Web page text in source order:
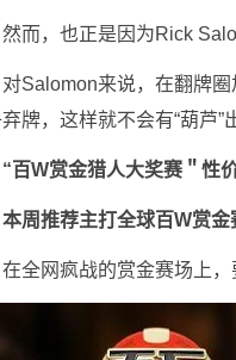
然而，也正是因为Rick
对Salomon来说，在翻牌
牌，这样就不会有“葫芦”
“百W赏金猎人大奖赛＂性
本周推荐主打全球百W赏金
在全网疯战的赏金赛场上